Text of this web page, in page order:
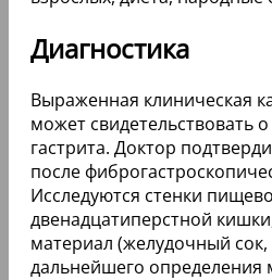
Диагностика
Выраженная клиническая
может свидетельствовать
гастрита. Доктор
после
Исследуются стенки
двенадцатиперстной
материал (желудочный сок,
дальнейшего определения